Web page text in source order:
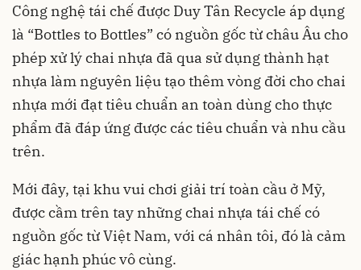
Công nghệ tái chế được Duy Tân Recycle áp dụng
là “Bottles to Bottles” có nguồn gốc từ châu Âu cho
phép xử lý chai nhựa đã qua sử dụng thành hạt
nhựa làm nguyên liệu tạo thêm vòng đời cho chai
nhựa mới đạt tiêu chuẩn an toàn dùng cho thực
phẩm đã đáp ứng được các tiêu chuẩn và nhu cầu
trên.
Mới đây, tại khu vui chơi giải trí toàn cầu ở Mỹ,
được cầm trên tay những chai nhựa tái chế có
nguồn gốc từ Việt Nam, với cá nhân tôi, đó là cảm
giác hạnh phúc vô cùng.